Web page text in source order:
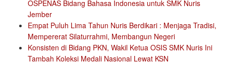
OSPENAS Bidang Bahasa Indonesia untuk SMK Nuris
Jember
Empat Puluh Lima Tahun Nuris Berdikari : Menjaga Tradisi,
Mempererat Silaturrahmi, Membangun Negeri
Konsisten di Bidang PKN, Wakil Ketua OSIS SMK Nuris Ini
Tambah Koleksi Medali Nasional Lewat KSN